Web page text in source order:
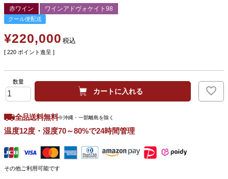
赤ワイン ワインアドヴォケイト98
クール便配送
¥220,000 税込
[ 220 ポイント進呈 ]
カートに入れる
全品送料無料※沖縄・一部離島を除く
温度12度・湿度70～80%で24時間管理
その他ご利用可能です